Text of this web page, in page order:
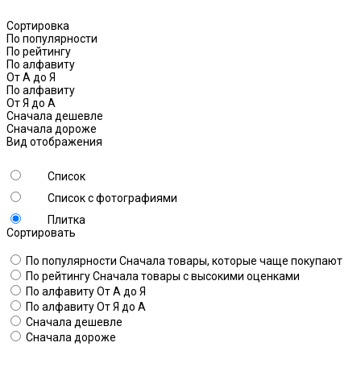
Сортировка
По популярности
По рейтингу
По алфавиту
От А до Я
По алфавиту
От Я до А
Сначала дешевле
Сначала дороже
Вид отображения
Список
Список с фотографиями
Плитка
Сортировать
По популярности Сначала товары, которые чаще покупают
По рейтингуСначала товары с высокими оценками
По алфавитуОт А до Я
По алфавитуОт Я до А
Сначала дешевле
Сначала дороже